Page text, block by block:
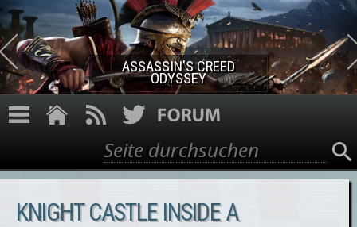
Direkt zum Inhalt
ASSASSIN'S CREED ROGUE
REMASTERED
Suchformular
Suche
KNIGHT CASTLE INSIDE A